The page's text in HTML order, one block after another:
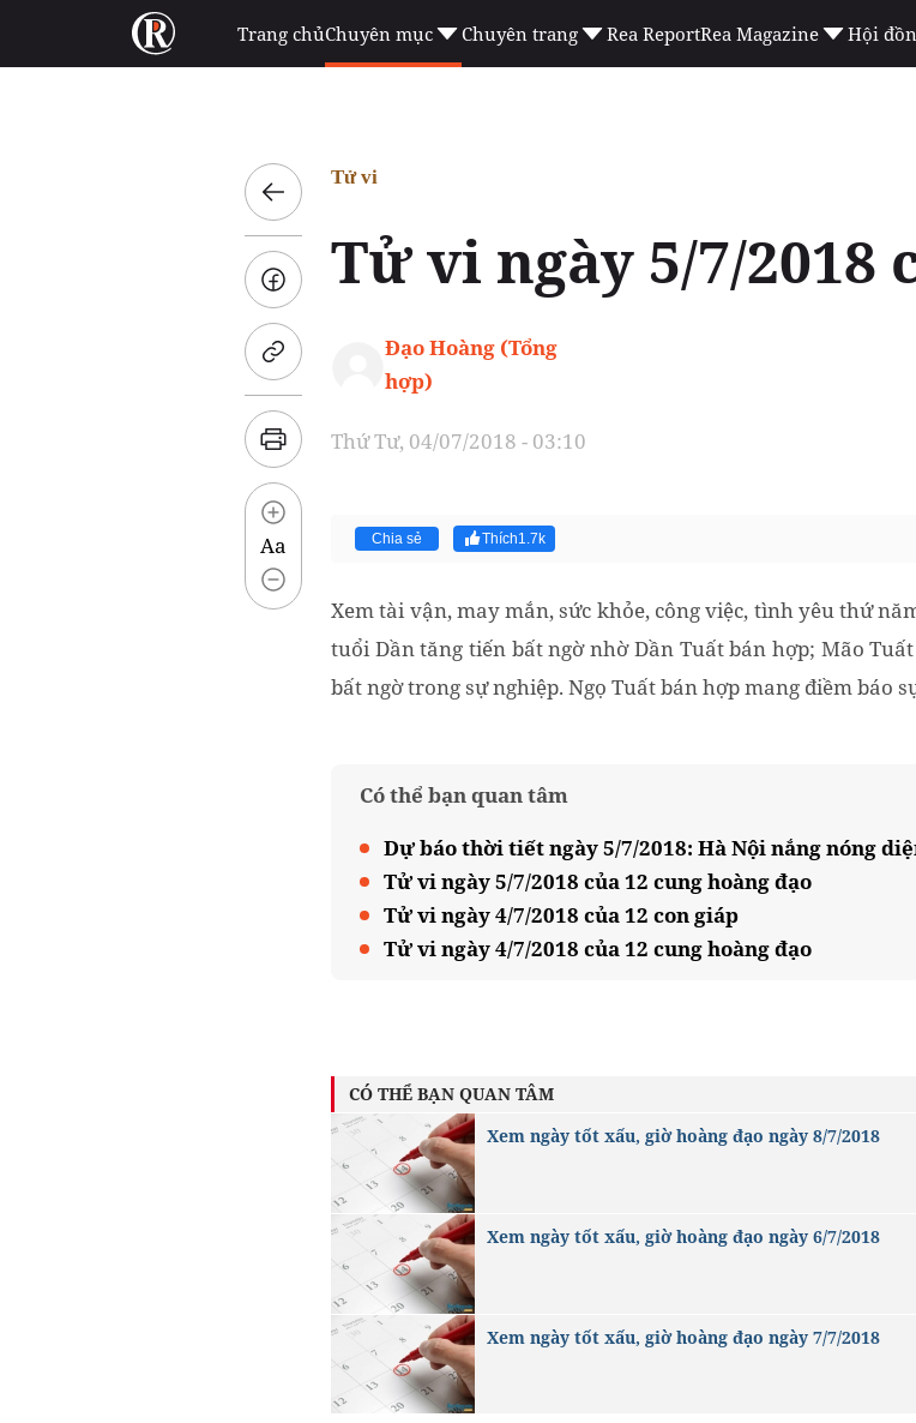
Trang chủChuyên mục Chuyên trang Rea ReportRea Magazine Hội
Aa
Tử vi
Tử vi ngày 5/7/2018
Đạo Hoàng (Tổng
hợp)
Thứ Tư, 04/07/2018 - 03:10
Chia sẻ Thích1.7k
Xem tài vận, may mắn, sức khỏe, công việc, tình yêu thứ
tuổi Dần tăng tiến bất ngờ nhờ Dần Tuất bán hợp; Mão
bất ngờ trong sự nghiệp. Ngọ Tuất bán hợp mang điềm báo
Có thể bạn quan tâm
Dự báo thời tiết ngày 5/7/2018: Hà Nội nắng nóng
Tử vi ngày 5/7/2018 của 12 cung hoàng đạo
Tử vi ngày 4/7/2018 của 12 con giáp
Tử vi ngày 4/7/2018 của 12 cung hoàng đạo
CÓ THỂ BẠN QUAN TÂM
Xem ngày tốt xấu, giờ hoàng đạo ngày 8/7/2018
Xem ngày tốt xấu, giờ hoàng đạo ngày 6/7/2018
Xem ngày tốt xấu, giờ hoàng đạo ngày 7/7/2018